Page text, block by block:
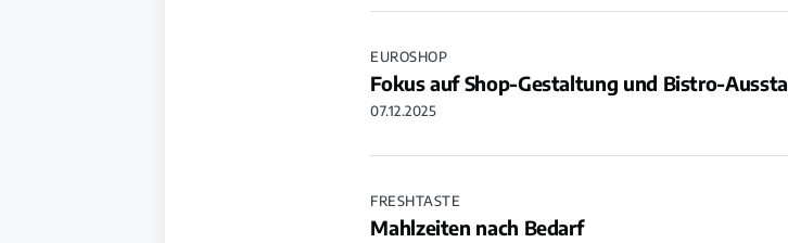
EUROSHOP
Fokus auf Shop-Gestaltung und Bistro-
07.12.2025
FRESHTASTE
Mahlzeiten nach Bedarf